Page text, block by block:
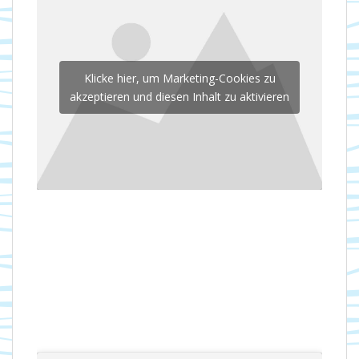
Klicke hier, um Marketing-Cookies zu
akzeptieren und diesen Inhalt zu aktivieren